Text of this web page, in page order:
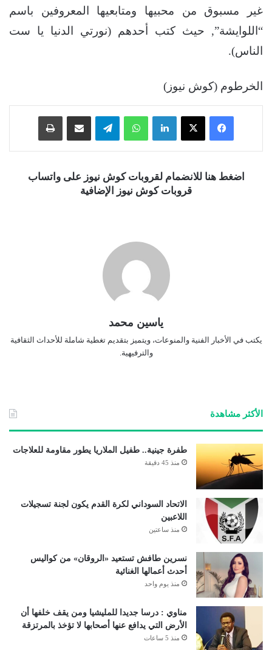
غير مسبوق من محبيها ومتابعيها المعروفين باسم
“اللوايشة”, حيث كتب أحدهم (نورتي الدنيا يا ست
الناس).
الخرطوم (كوش نيوز)
فيسبوك ‫X لينكدإن واتساب تيلقرام
اضغط هنا للانضمام لقروبات كوش نيوز على واتساب
قروبات كوش نيوز الإضافية
ياسين محمد
يكتب في الأخبار الفنية والمنوعات، ويتميز بتقديم تغطية شاملة للأحداث الثقافية
والترفيهية.
الأكثر مشاهدة
طفرة جينية.. طفيل الملاريا يطور مقاومة للعلاجات
منذ 45 دقيقة
الاتحاد السوداني لكرة القدم يكون لجنة تسجيلات
اللاعبين
منذ ساعتين
نسرين طافش تستعيد «الروقان» من كواليس
أحدث أعمالها الغنائية
منذ يوم واحد
مناوي : درسا جديدا للمليشيا ومن يقف خلفها أن
الأرض التي يدافع عنها أصحابها لا تؤخذ بالمرتزقة
منذ 5 ساعات